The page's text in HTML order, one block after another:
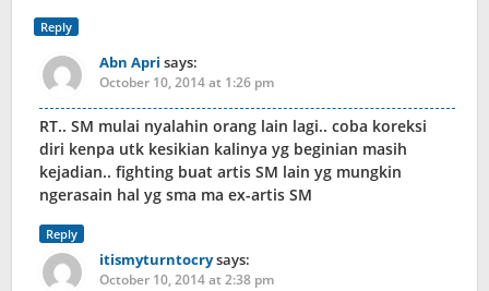
Reply
Abn Apri says:
October 10, 2014 at 1:26 pm
RT.. SM mulai nyalahin orang lain lagi.. coba koreksi
diri kenpa utk kesikian kalinya yg beginian masih
kejadian.. fighting buat artis SM lain yg mungkin
ngerasain hal yg sma ma ex-artis SM
Reply
itismyturntocrysays:
October 10, 2014 at 2:38 pm